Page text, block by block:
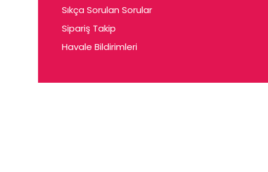
Sıkça Sorulan Sorular
Sipariş Takip
Havale Bildirimleri